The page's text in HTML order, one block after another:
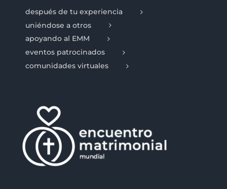
después de tu experiencia
uniéndose a otros
apoyando al EMM
eventos patrocinados
comunidades virtuales